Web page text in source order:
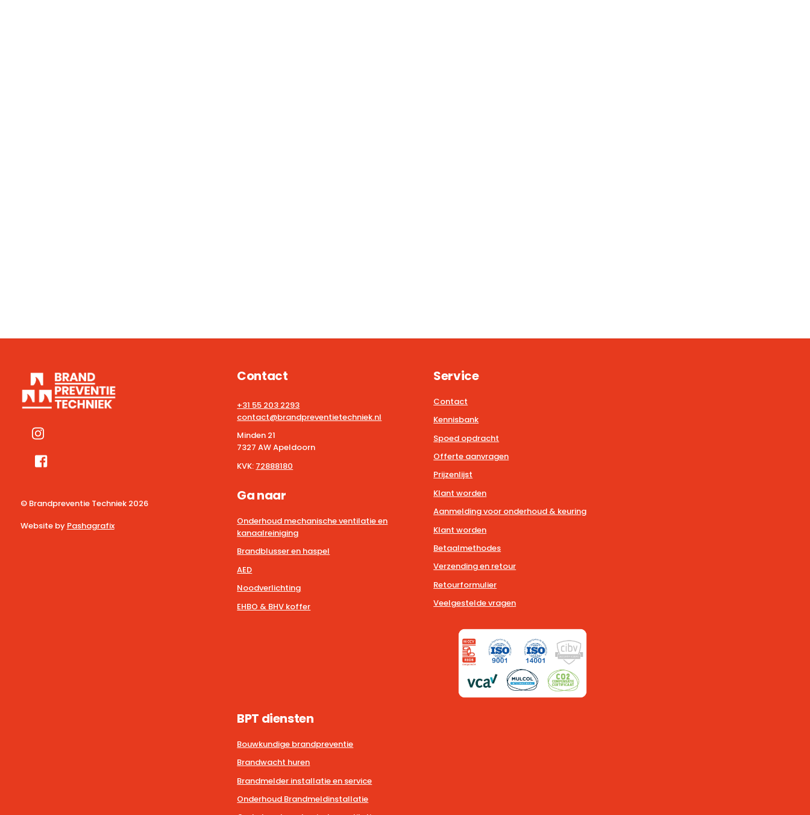
© Brandpreventie Techniek 2026
Website by Pashagrafix
Contact
+31 55 203 2293
contact@brandpreventietechniek.nl
Minden 21
7327 AW Apeldoorn
KVK: 72888180
Ga naar
Onderhoud mechanische ventilatie en
kanaalreiniging
Brandblusser en haspel
AED
Noodverlichting
EHBO & BHV koffer
Service
Contact
Kennisbank
Spoed opdracht
Offerte aanvragen
Prijzenlijst
Klant worden
Aanmelding voor onderhoud & keuring
Klant worden
Betaalmethodes
Verzending en retour
Retourformulier
Veelgestelde vragen
BPT diensten
Bouwkundige brandpreventie
Brandwacht huren
Brandmelder installatie en service
Onderhoud Brandmeldinstallatie